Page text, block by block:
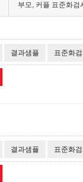
부모, 커플 표준화검
결과샘플 표준화
결과샘플 표준화